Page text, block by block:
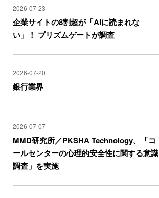
2026-07-23
企業サイトの8割超が「AIに読まれな
い」！ プリズムゲートが調査
2026-07-20
銀行業界
2026-07-07
MMD研究所／PKSHA Technology、「コ
ールセンターの心理的安全性に関する意識
調査」を実施